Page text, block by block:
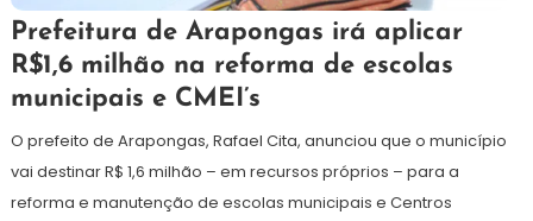
27
de
janeiro
de
Redação
Prefeitura de Arapongas irá aplicar
R$1,6 milhão na reforma de escolas
municipais e CMEI’s
O prefeito de Arapongas, Rafael Cita, anunciou que o município
vai destinar R$ 1,6 milhão – em recursos próprios – para a
reforma e manutenção de escolas municipais e Centros